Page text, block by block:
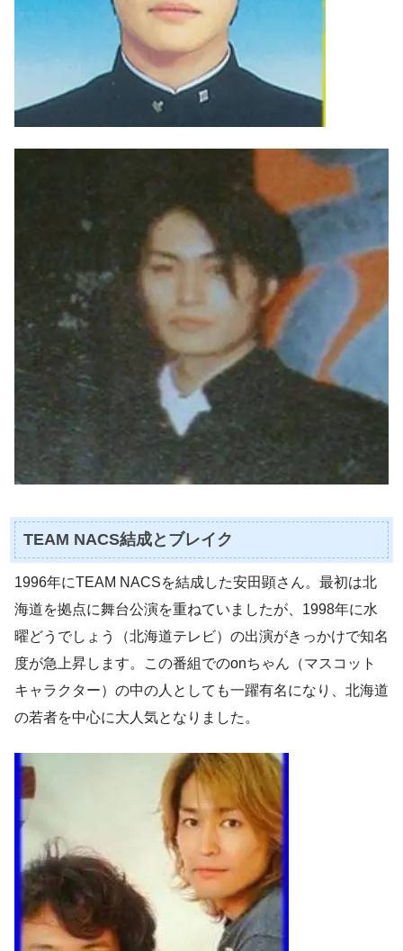
TEAM NACS結成とブレイク
1996年にTEAM NACSを結成した安田顕さん。最初は北
海道を拠点に舞台公演を重ねていましたが、1998年に水
曜どうでしょう（北海道テレビ）の出演がきっかけで知名
度が急上昇します。この番組でのonちゃん（マスコット
キャラクター）の中の人としても一躍有名になり、北海道
の若者を中心に大人気となりました。